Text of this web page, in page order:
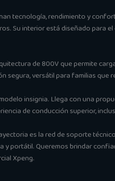
tecnología, rendimiento y
Su interior está diseñado para
de 800V que permite
segura, versátil para familias que
insignia. Llega con una
de conducción superior,
es la red de soporte
portátil. Queremos brindar
Xpeng.